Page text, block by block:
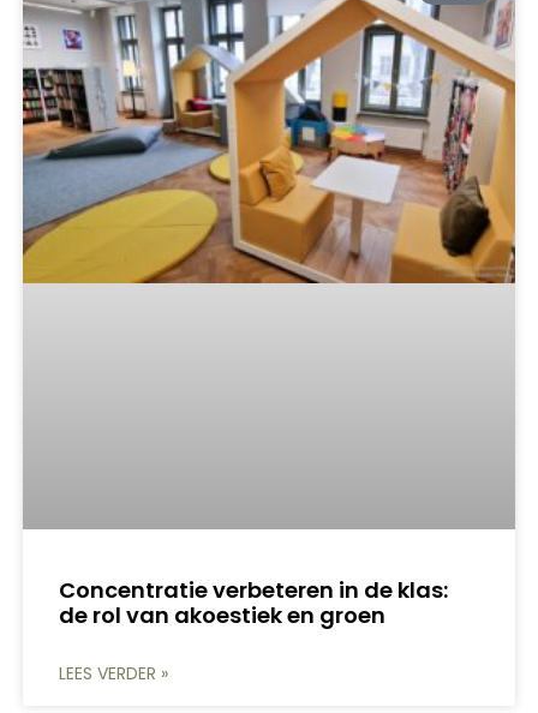
Concentratie verbeteren in de klas:
de rol van akoestiek en groen
LEES VERDER »